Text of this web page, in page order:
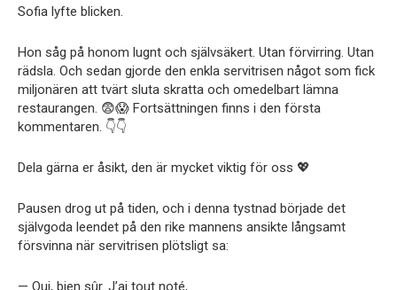
Sofia lyfte blicken.
Hon såg på honom lugnt och självsäkert. Utan förvirring. Utan
rädsla. Och sedan gjorde den enkla servitrisen något som fick
miljonären att tvärt sluta skratta och omedelbart lämna
restaurangen. 😨😱 Fortsättningen finns i den första
kommentaren. 👇👇
Dela gärna er åsikt, den är mycket viktig för oss 💖
Pausen drog ut på tiden, och i denna tystnad började det
självgoda leendet på den rike mannens ansikte långsamt
försvinna när servitrisen plötsligt sa:
— Oui, bien sûr. J’ai tout noté,